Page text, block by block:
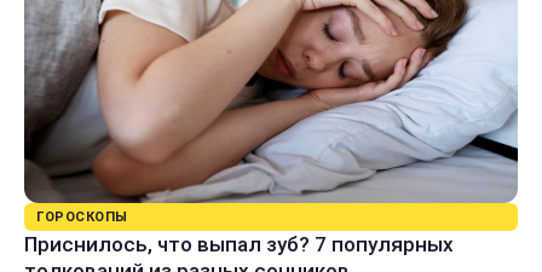
ГОРОСКОПЫ
Приснилось, что выпал зуб? 7 популярных